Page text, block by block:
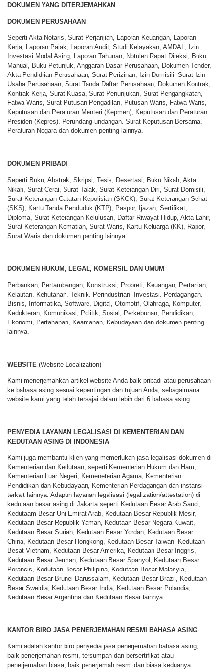
DOKUMEN YANG DITERJEMAHKAN
DOKUMEN PERUSAHAAN
Seperti Akta Notaris, Surat Perjanjian, Laporan Keuangan, Laporan
Kerja, Laporan Pajak, Laporan Audit, Studi Kelayakan, AMDAL, Izin
Investasi Modal Asing, Laporan Tahunan, Notulen Rapat Direksi, Buku
Manual, Buku Petunjuk, Anggaran Dasar Perusahaan, Dokumen Tender,
Akta Pendidrian Perusahaan, Surat Perizinan, Izin Domisili, Surat Izin
Usaha Perusahaan, Surat Tanda Daftar Perusahaan, Dokumen Kontrak,
Kontrak Kerja, Surat Kuasa, Surat Penunjukan, Surat Pengangkatan,
Fatwa Waris, Surat Putusan Pengadilan, Putusan Waris, Fatwa Waris,
Keputusan dan Peraturan Menteri (Kepmen), Keputusan dan Peraturan
Presiden (Kepres), Perundang-undangan, Surat Keputusan Bersama,
Peraturan Negara dan dokumen penting lainnya.
DOKUMEN PRIBADI
Seperti Buku, Abstrak, Skripsi, Tesis, Desertasi, Buku Nikah, Akta
Nikah, Surat Cerai, Surat Talak, Surat Keterangan Diri, Surat Domisili,
Surat Keterangan Catatan Kepolisian (SKCK), Surat Keterangan Sehat
(SKS), Kartu Tanda Penduduk (KTP), Paspor, Ijazah, Sertifikat,
Diploma, Surat Keterangan Kelulusan, Daftar Riwayat Hidup, Akta Lahir,
Surat Keterangan Kematian, Surat Waris, Kartu Keluarga (KK), Rapor,
Surat Waris dan dokumen penting lainnya.
DOKUMEN HUKUM, LEGAL, KOMERSIL DAN UMUM
Perbankan, Pertambangan, Konstruksi, Propreti, Keuangan, Pertanian,
Kelautan, Kehutanan, Teknik, Perindustrian, Investasi, Perdagangan,
Bisnis, Informatika, Software, Digital, Otomotif, Olahraga, Komputer,
Kedokteran, Komunikasi, Politik, Sosial, Perkebunan, Pendidikan,
Ekonomi, Pertahanan, Keamanan, Kebudayaan dan dokumen penting
lainnya.
WEBSITE (Website Localization)
Kami menerjemahkan artikel website Anda baik pribadi atau perusahaan
ke bahasa asing sesuai kepentingan dan tujuan Anda, sebagaimana
website kami yang telah tersajai dalam lebih dari 6 bahasa asing.
PENYEDIA LAYANAN LEGALISASI DI KEMENTERIAN DAN
KEDUTAAN ASING DI INDONESIA
Kami juga membantu klien yang memerlukan jasa legalisasi dokumen di
Kementerian dan Kedutaan, seperti Kementerian Hukum dan Ham,
Kementerian Luar Negeri, Kemeneterian Agama, Kementerian
Pendidikan dan Kebudayaan, Kementerian Perdagangan dan instansi
terkait lainnya. Adapun layanan legalisasi (legalization/attestation) di
kedutaan besar asing di Jakarta seperti Kedutaan Besar Arab Saudi,
Kedutaam Besar Uni Emirat Arab, Kedutaan Besar Republik Mesir,
Kedutaan Besar Republik Yaman, Kedutaan Besar Negara Kuwait,
Kedutaan Besar Suriah, Kedutaan Besar Yordan, Kedutaan Besar
China, Kedutaan Besar Hongkong, Kedutaan Besar Taiwan, Kedutaan
Besat Vietnam, Kedutaan Besar Amerika, Kedutaan Besar Inggris,
Kedutaan Besar Jerman, Kedutaan Besar Spanyol, Kedutaan Besar
Perancis, Kedutaan Besar Philipina, Kedutaan Besar Malasyia,
Kedutaan Besar Brunei Darussalam, Kedutaan Besar Brazil, Kedutaan
Besar Sweidia, Kedutaan Besar India, Kedutaan Besar Polandia,
Kedutaan Besar Argentina dan Kedutaan Besar lainnya.
KANTOR BIRO JASA PENERJEMAHAN RESMI BAHASA ASING
Kami adalah kantor biro penyedia jasa penerjemahan bahasa asing,
baik penerjemahan resmi, tersumpah dan bersertifikat atau
penerjemahan biasa, baik penerjemah resmi dan biasa keduanya